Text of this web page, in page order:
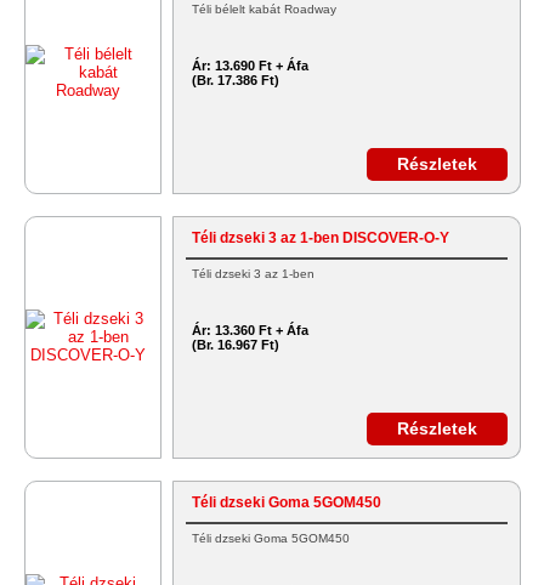
Téli bélelt kabát Roadway
Ár: 13.690 Ft + Áfa
(Br. 17.386 Ft)
Részletek
Téli dzseki 3 az 1-ben DISCOVER-O-Y
Téli dzseki 3 az 1-ben
Ár: 13.360 Ft + Áfa
(Br. 16.967 Ft)
Részletek
Téli dzseki Goma 5GOM450
Téli dzseki Goma 5GOM450